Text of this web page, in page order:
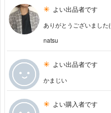
よい出品者です
ありがとうございました
natsu
よい出品者です
かまじい
よい購入者です